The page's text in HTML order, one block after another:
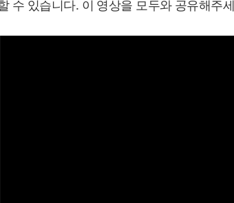
수 있습니다. 이 영상을 모두와 공유해주